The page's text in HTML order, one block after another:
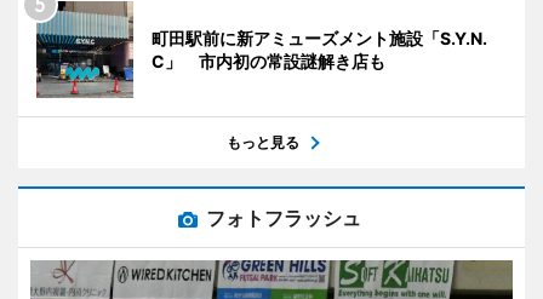
町田駅前に新アミューズメント施設「S.Y.N.
C」 市内初の常設謎解き店も
もっと見る
フォトフラッシュ